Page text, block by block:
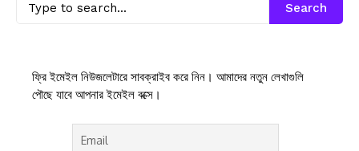
Search
ফ্রি ইমেইল নিউজলেটারে সাবক্রাইব করে নিন। আমাদের নতুন লেখাগুলি
পৌছে যাবে আপনার ইমেইল বক্সে।